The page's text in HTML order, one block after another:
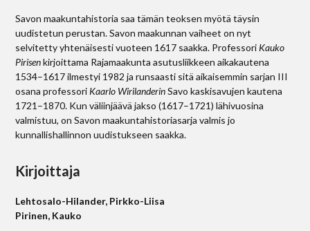
Savon maakuntahistoria saa tämän teoksen myötä täysin
uudistetun perustan. Savon maakunnan vaiheet on nyt
selvitetty yhtenäisesti vuoteen 1617 saakka. Professori Kauko
Pirisenkirjoittama Rajamaakunta asutusliikkeen aikakautena
1534–1617 ilmestyi 1982 ja runsaasti sitä aikaisemmin sarjan III
osana professori Kaarlo WirilanderinSavo kaskisavujen kautena
1721–1870. Kun väliinjäävä jakso (1617–1721) lähivuosina
valmistuu, on Savon maakuntahistoriasarja valmis jo
kunnallishallinnon uudistukseen saakka.
Kirjoittaja
Lehtosalo-Hilander, Pirkko-Liisa
Pirinen, Kauko